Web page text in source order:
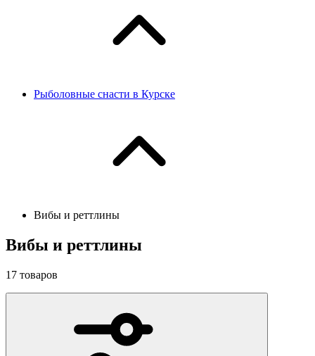
Рыболовные снасти в Курске
Вибы и реттлины
Вибы и реттлины
17 товаров